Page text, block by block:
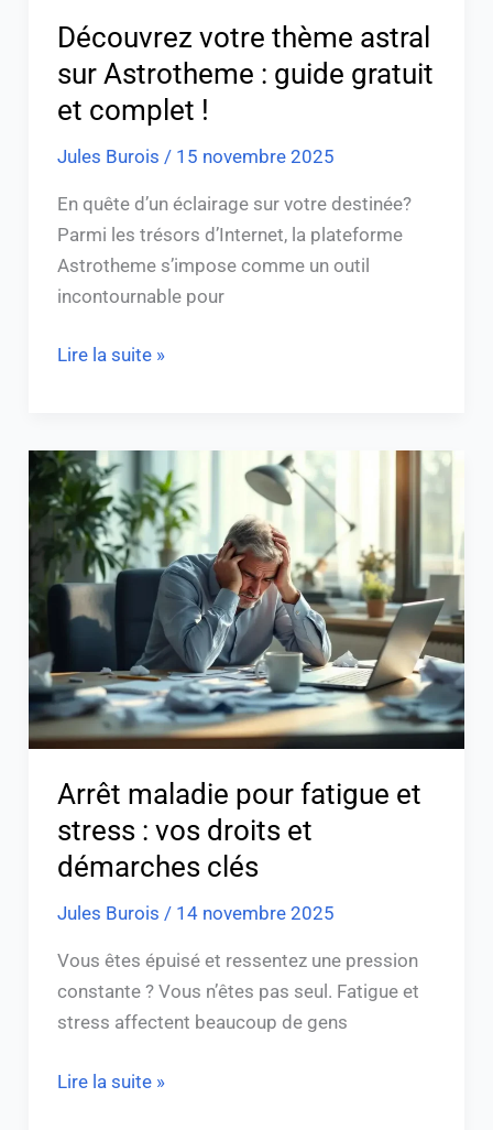
Découvrez votre thème astral
sur Astrotheme : guide gratuit
et complet !
Jules Burois / 15 novembre 2025
En quête d’un éclairage sur votre destinée?
Parmi les trésors d’Internet, la plateforme
Astrotheme s’impose comme un outil
incontournable pour
!
Lire la suite »
Arrêt maladie pour fatigue et
stress : vos droits et
démarches clés
Jules Burois / 14 novembre 2025
Vous êtes épuisé et ressentez une pression
constante ? Vous n’êtes pas seul. Fatigue et
stress affectent beaucoup de gens
Arrêt
maladie
pour
fatigue
et
stress
vos
droits
et
clés
Lire la suite »